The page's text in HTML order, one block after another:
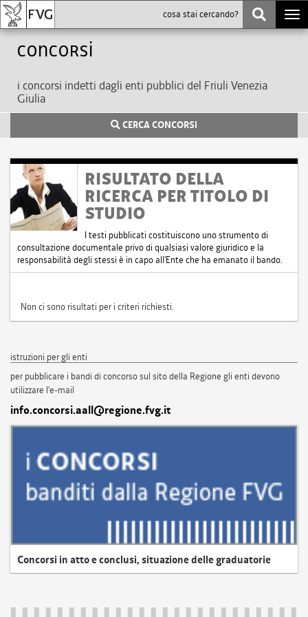
Concorsi
i concorsi indetti dagli enti pubblici del Friuli Venezia
Giulia
CERCA CONCORSI
RISULTATO DELLA
RICERCA PER TITOLO DI
STUDIO
I testi pubblicati costituiscono uno strumento di
consultazione documentale privo di qualsiasi valore giuridico e la
responsabilità degli stessi è in capo all'Ente che ha emanato il bando.
Non ci sono risultati per i criteri richiesti.
istruzioni per gli enti
per pubblicare i bandi di concorso sul sito della Regione gli enti devono
utilizzare l'e-mail
info.concorsi.aall@regione.fvg.it
Concorsi in atto e conclusi, situazione delle graduatorie